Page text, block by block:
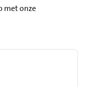
met onze